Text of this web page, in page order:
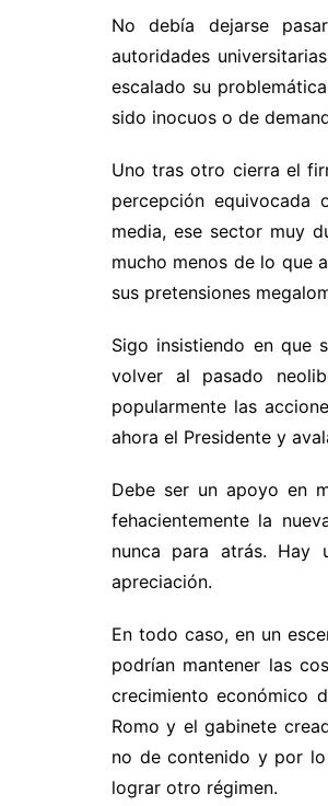
No debía dejarse
autoridades
escalado su
sido inocuos o de
Uno tras otro cierra el
percepción equivocada
media, ese sector muy
mucho menos de lo que
sus pretensiones
Sigo insistiendo en que
volver al pasado
popularmente las
ahora el Presidente y
Debe ser un apoyo en
fehacientemente la
nunca para atrás. Hay
apreciación.
En todo caso, en un
podrían mantener las
crecimiento económico
Romo y el gabinete
no de contenido y por
lograr otro régimen.